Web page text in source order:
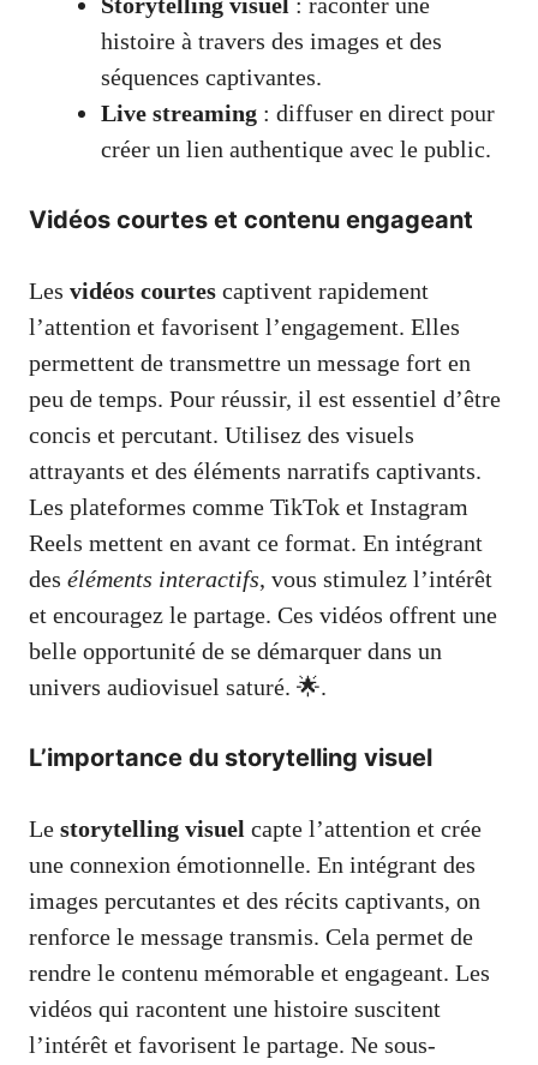
histoire à travers des images et des
séquences captivantes.
Live streaming : diffuser en direct pour
créer un lien authentique avec le public.
Vidéos courtes et contenu engageant
Les vidéos courtes captivent rapidement
l’attention et favorisent l’engagement. Elles
permettent de transmettre un message fort en
peu de temps. Pour réussir, il est essentiel d’être
concis et percutant. Utilisez des visuels
attrayants et des éléments narratifs captivants.
Les plateformes comme TikTok et Instagram
Reels mettent en avant ce format. En intégrant
des éléments interactifs, vous stimulez l’intérêt
et encouragez le partage. Ces vidéos offrent une
belle opportunité de se démarquer dans un
univers audiovisuel saturé. 🌟.
L’importance du storytelling visuel
Le storytelling visuel capte l’attention et crée
une connexion émotionnelle. En intégrant des
images percutantes et des récits captivants, on
renforce le message transmis. Cela permet de
rendre le contenu mémorable et engageant. Les
vidéos qui racontent une histoire suscitent
l’intérêt et favorisent le partage. Ne sous-